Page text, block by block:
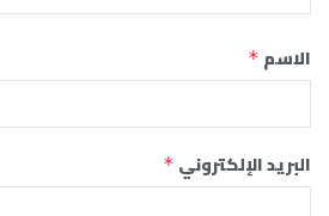
الاسم *
البريد الإلكتروني *